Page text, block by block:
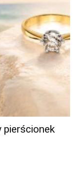
pierścionek